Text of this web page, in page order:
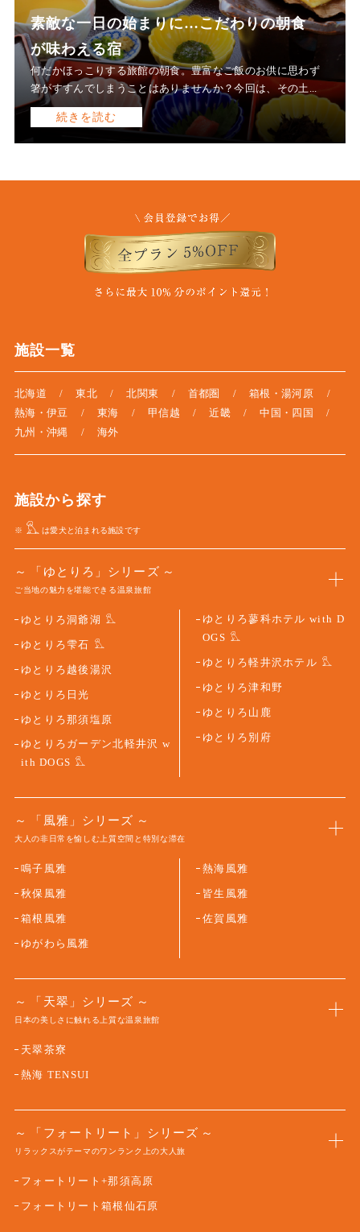
素敵な一日の始まりに…こだわりの朝食
が味わえる宿
何だかほっこりする旅館の朝食。豊富なご飯のお供に思わず
箸がすすんでしまうことはありませんか？今回は、その土...
続きを読む
施設一覧
北海道 東北 北関東 首都圏
箱根・湯河原
熱海・伊豆
東海 甲信越 近畿
中国・四国
九州・沖縄
海外
施設から探す
※ は愛犬と泊まれる施設です
「ゆとりろ」シリーズ
ご当地の魅力を堪能できる温泉旅館
ゆとりろ洞爺湖
ゆとりろ雫石
ゆとりろ越後湯沢
ゆとりろ日光
ゆとりろ那須塩原
ゆとりろガーデン北軽井沢 w
ith DOGS
ゆとりろ蓼科ホテル with D
OGS
ゆとりろ軽井沢ホテル
ゆとりろ津和野
ゆとりろ山鹿
ゆとりろ別府
「風雅」シリーズ
大人の非日常を愉しむ上質空間と特別な滞在
鳴子風雅
秋保風雅
箱根風雅
ゆがわら風雅
熱海風雅
皆生風雅
佐賀風雅
「天翠」シリーズ
日本の美しさに触れる上質な温泉旅館
天翠茶寮
熱海 TENSUI
「フォートリート」シリーズ
リラックスがテーマのワンランク上の大人旅
フォートリート+那須高原
フォートリート箱根仙石原